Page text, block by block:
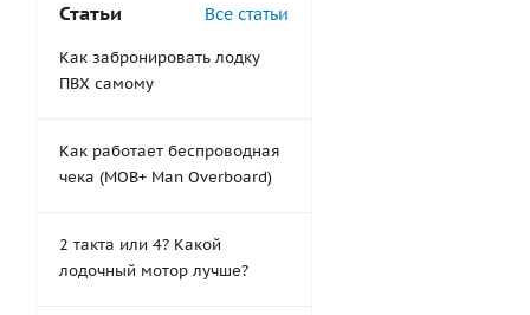
Статьи Все статьи
Как забронировать лодку
ПВХ самому
Как работает беспроводная
чека (MOB+ Man Overboard)
2 такта или 4? Какой
лодочный мотор лучше?